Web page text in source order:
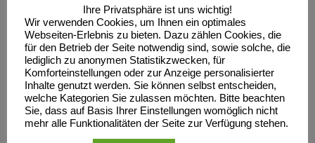
Ihre Privatsphäre ist uns wichtig!
Wir verwenden Cookies, um Ihnen ein optimales
Webseiten-Erlebnis zu bieten. Dazu zählen Cookies, die
für den Betrieb der Seite notwendig sind, sowie solche, die
lediglich zu anonymen Statistikzwecken, für
Komforteinstellungen oder zur Anzeige personalisierter
Inhalte genutzt werden. Sie können selbst entscheiden,
welche Kategorien Sie zulassen möchten. Bitte beachten
Sie, dass auf Basis Ihrer Einstellungen womöglich nicht
mehr alle Funktionalitäten der Seite zur Verfügung stehen.